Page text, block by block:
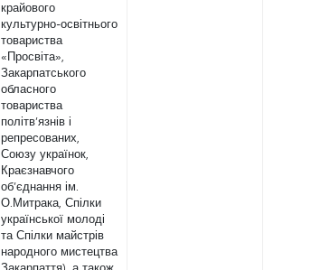
крайового
культурно-освітнього
товариства
«Просвіта»,
Закарпатського
обласного
товариства
політв’язнів і
репресованих,
Союзу українок,
Краєзнавчого
об’єднання ім.
О.Митрака, Спілки
української молоді
та Спілки майстрів
народного мистецтва